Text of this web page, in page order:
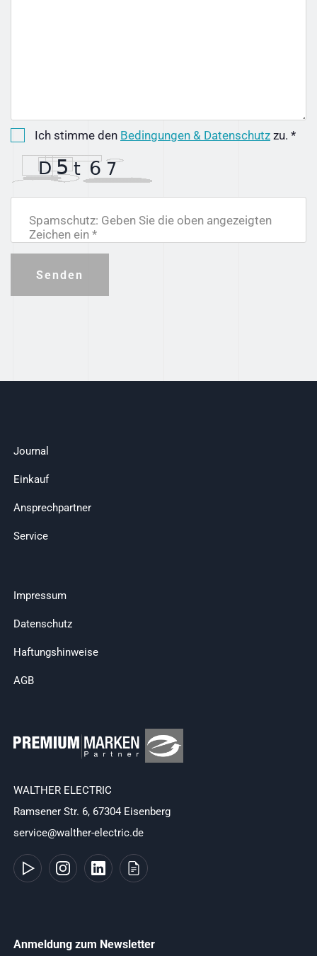
Ich stimme den Bedingungen & Datenschutz zu. *
Spamschutz: Geben Sie die oben angezeigten
Zeichen ein *
Senden
Journal
Einkauf
Ansprechpartner
Service
Impressum
Datenschutz
Haftungshinweise
AGB
WALTHER ELECTRIC
Ramsener Str. 6, 67304 Eisenberg
service@walther-electric.de
Anmeldung zum Newsletter